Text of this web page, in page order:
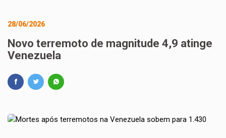
28/06/2026
Novo terremoto de magnitude 4,9 atinge
Venezuela